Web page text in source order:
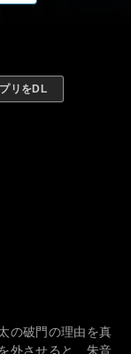
リをDL
の破門の理由を真
外させると、朱音